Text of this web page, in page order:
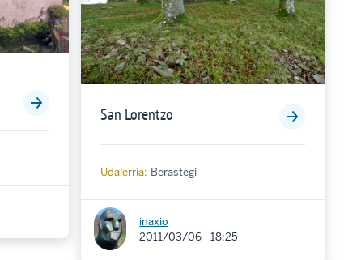
San Lorentzo
Udalerria: Berastegi
inaxio
2011/03/06 - 18:25